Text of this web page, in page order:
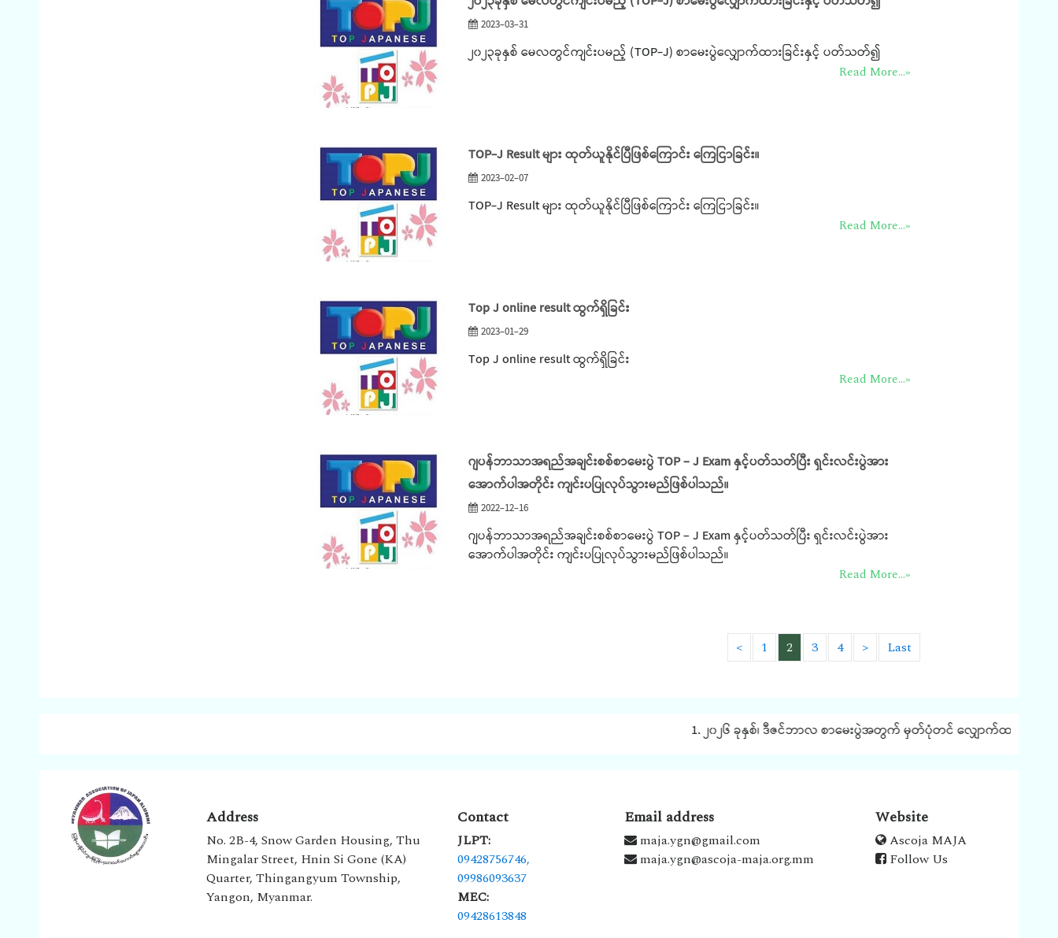
2023-03-31
၂၀၂၃ခုနှစ် မေလတွင်ကျင်းပမည့် (TOP-J) စာမေးပွဲလျှောက်ထားခြင်းနှင့် ပတ်သတ်၍
Read More...»
TOP-J Result များ ထုတ်ယူနိုင်ပြီဖြစ်ကြောင်း ကြေငြာခြင်း။
2023-02-07
TOP-J Result များ ထုတ်ယူနိုင်ပြီဖြစ်ကြောင်း ကြေငြာခြင်း။
Read More...»
Top J online result ထွက်ရှိခြင်း
2023-01-29
Top J online result ထွက်ရှိခြင်း
Read More...»
ဂျပန်ဘာသာအရည်အချင်းစစ်စာမေးပွဲ TOP – J Exam နှင့်ပတ်သတ်ပြီး ရှင်းလင်းပွဲအား
အောက်ပါအတိုင်း ကျင်းပပြုလုပ်သွားမည်ဖြစ်ပါသည်။
2022-12-16
ဂျပန်ဘာသာအရည်အချင်းစစ်စာမေးပွဲ TOP – J Exam နှင့်ပတ်သတ်ပြီး ရှင်းလင်းပွဲအား
အောက်ပါအတိုင်း ကျင်းပပြုလုပ်သွားမည်ဖြစ်ပါသည်။
Read More...»
< 1 2 3 4 > Last
1. ၂၀၂၆ ခုနှစ်၊ ဒီဇင်ဘာလ စာမေးပွဲအတွက် မှတ်ပုံတင် လျှောက်ထားခြင်း နှင့် ပတ်သက်
Address
No. 2B-4, Snow Garden Housing, Thu
Mingalar Street, Hnin Si Gone (KA)
Quarter, Thingangyum Township,
Yangon, Myanmar.
Contact
JLPT:
09428756746,
09986093637
MEC:
09428613848
Email address
maja.ygn@gmail.com
maja.ygn@ascoja-maja.org.mm
Website
Ascoja MAJA
Follow Us